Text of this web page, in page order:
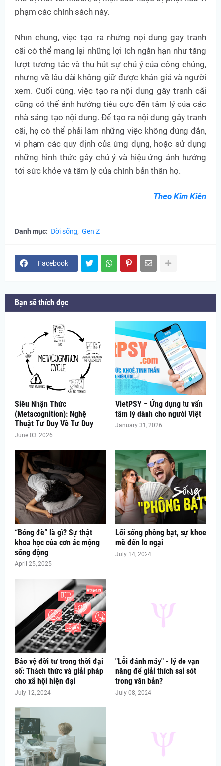
phạm các chính sách này.
Nhìn chung, việc tạo ra những nội dung gây tranh
cãi có thể mang lại những lợi ích ngắn hạn như tăng
lượt tương tác và thu hút sự chú ý của công chúng,
nhưng về lâu dài không giữ được khán giả và người
xem. Cuối cùng, việc tạo ra nội dung gây tranh cãi
cũng có thể ảnh hưởng tiêu cực đến tâm lý của các
nhà sáng tạo nội dung. Để tạo ra nội dung gây tranh
cãi, họ có thể phải làm những việc không đúng đắn,
vi phạm các quy định của ứng dụng, hoặc sử dụng
những hình thức gây chú ý và hiệu ứng ảnh hưởng
tới sức khỏe và tâm lý của chính bản thân họ.
Theo Kim Kiên
Danh mục: Đời sống Gen Z
Facebook
Bạn sẽ thích đọc
Siêu Nhận Thức
(Metacognition): Nghệ
Thuật Tư Duy Về Tư Duy
June 03, 2026
VietPSY – Ứng dụng tư vấn
tâm lý dành cho người Việt
January 31, 2026
“Bóng đè” là gì? Sự thật
khoa học của cơn ác mộng
sống động
April 25, 2025
Lối sống phông bạt, sự khoe
mẽ đến lo ngại
July 14, 2024
Bảo vệ đời tư trong thời đại
số: Thách thức và giải pháp
cho xã hội hiện đại
July 12, 2024
"Lỗi đánh máy" - lý do vạn
năng để giải thích sai sót
trong văn bản?
July 08, 2024